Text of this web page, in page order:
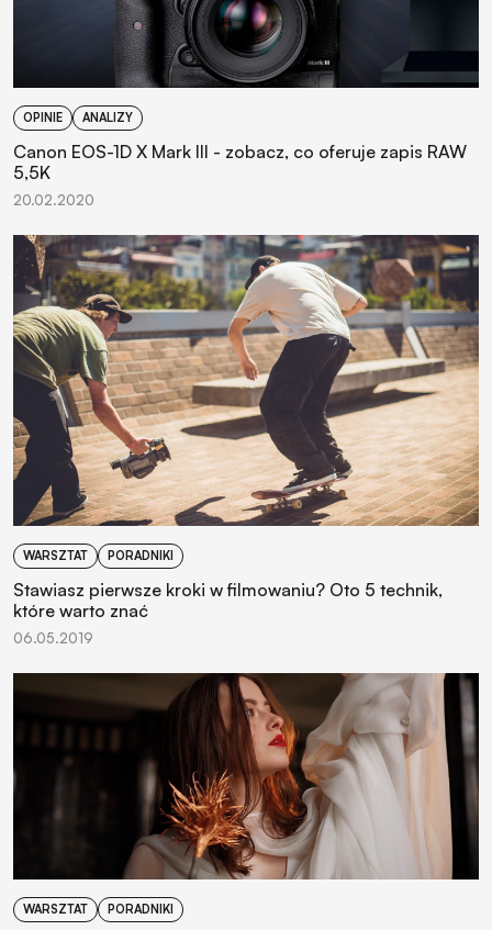
OPINIE ANALIZY
Canon EOS-1D X Mark III - zobacz, co oferuje zapis RAW
5,5K
20.02.2020
WARSZTAT PORADNIKI
Stawiasz pierwsze kroki w filmowaniu? Oto 5 technik,
które warto znać
06.05.2019
WARSZTAT PORADNIKI